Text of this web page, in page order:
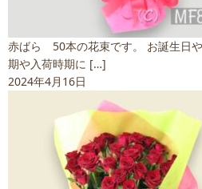
赤ばら 50本の花束です。 お誕生日
期や入荷時期に […]
2024年4月16日